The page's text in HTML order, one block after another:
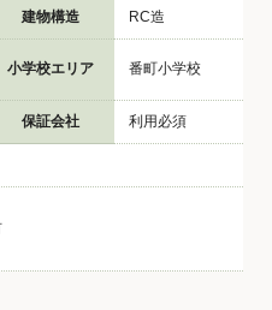
建物構造 RC造
小学校エリア 番町小学校
保証会社 利用必須